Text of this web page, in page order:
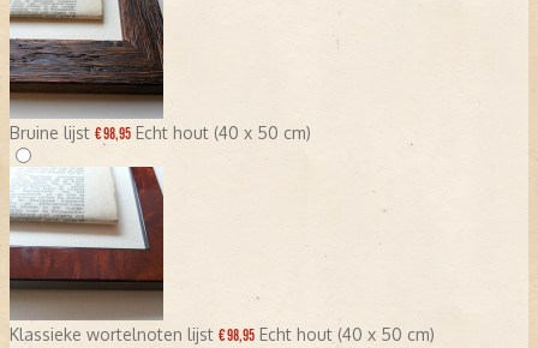
Bruine lijst € 98,95 Echt hout (40 x 50 cm)
Klassieke wortelnoten lijst € 98,95 Echt hout (40 x 50 cm)